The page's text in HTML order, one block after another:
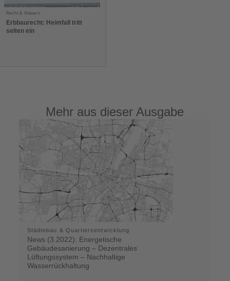
Recht & Steuern
Erbbaurecht: Heimfall tritt
selten ein
Mehr aus dieser Ausgabe
Städtebau & Quartiersentwicklung
News (3.2022): Energetische
Gebäudesanierung – Dezentrales
Lüftungssystem – Nachhaltige
Wasserrückhaltung